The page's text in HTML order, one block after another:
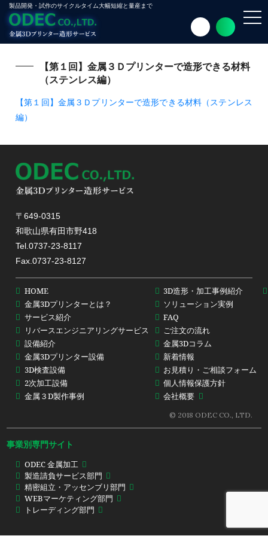
製品開発・試作のサイクルタイム大幅短縮と量産まで
【第１回】金属３Ｄプリンターで造形できる材料
（ステンレス編）
【第１回】金属３Ｄプリンターで造形できる材料（ステンレス
編）
〒649-0315
和歌山県有田市野418
Tel.0737-23-8117
Fax.0737-23-8127
HOME
金属3Dプリンターとは？
サービス紹介
リバースエンジニアリングサービス
設備紹介
金属3Dプリンター設備
3D検査設備
2次加工設備
金属３D製作事例
3D造形・加工事例紹介
ソリューション実例
FAQ
ご注文の流れ
金属3Dコラム
新着情報
お見積り・ご相談フォーム
個人情報保護方針
会社概要
© 2018 ODEC CO., LTD.
事業別専門サイト
ODEC 金属加工
製造請負サービス部門
精密組立・アッセンブリ部門
WEBマーケティング部門
トレーディング部門